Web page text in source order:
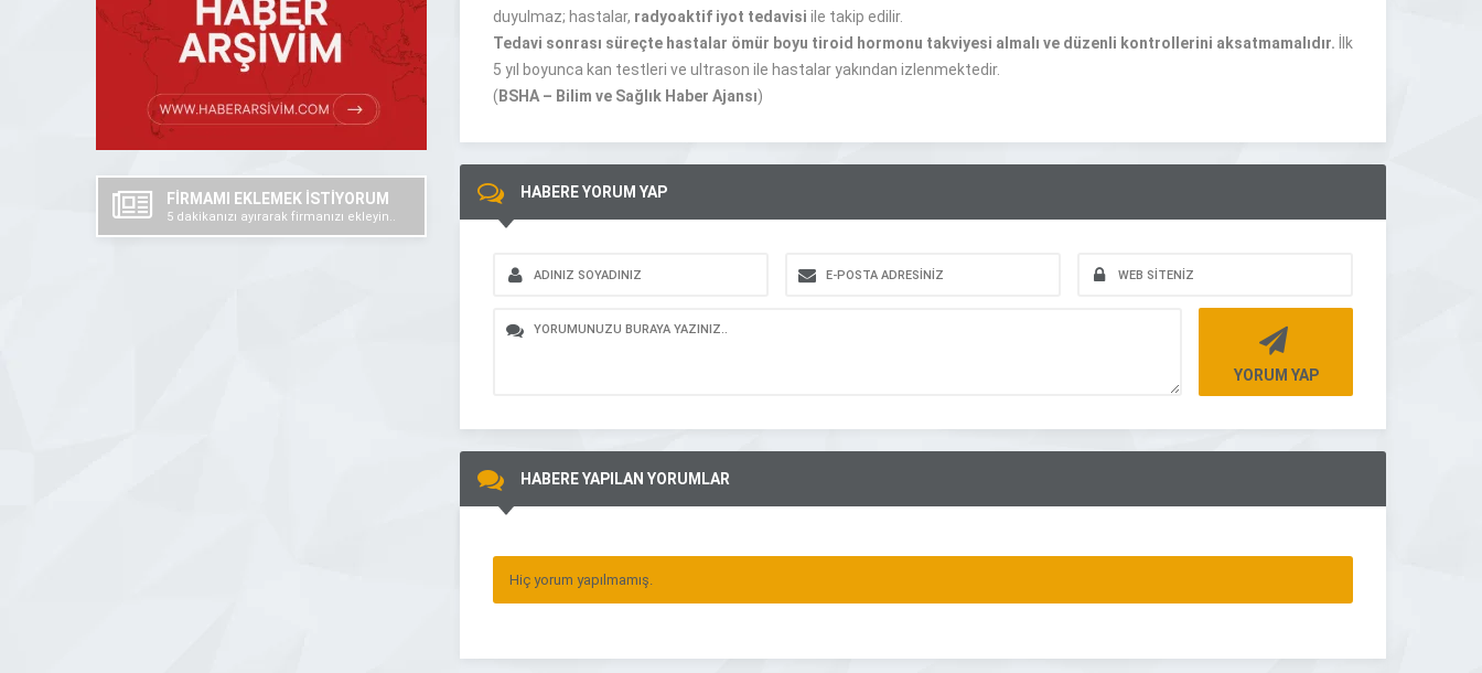
FİRMAMI EKLEMEK İSTİYORUM
5 dakikanızı ayırarak firmanızı ekleyin..
duyulmaz; hastalar, radyoaktif iyot tedavisi ile takip edilir.
Tedavi sonrası süreçte hastalar ömür boyu tiroid hormonu takviyesi almalı ve düzenli kontrollerini aksatmamalıdır. İlk
5 yıl boyunca kan testleri ve ultrason ile hastalar yakından izlenmektedir.
( BSHA – Bilim ve Sağlık Haber Ajansı)
HABERE YORUM YAP
YORUM YAP
HABERE YAPILAN YORUMLAR
Hiç yorum yapılmamış.